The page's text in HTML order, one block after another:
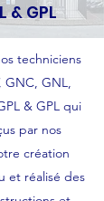
& GPL
techniciens
GNC, GNL,
& GPL qui
par nos
création
et réalisé des